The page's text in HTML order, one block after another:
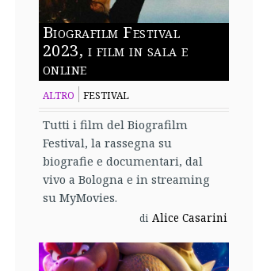
Biografilm Festival
2023, i film in sala e
online
ALTRO FESTIVAL
Tutti i film del Biografilm
Festival, la rassegna su
biografie e documentari, dal
vivo a Bologna e in streaming
su MyMovies.
di Alice Casarini